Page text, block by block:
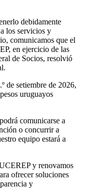
debidamente
los servicios y
comunicamos que el
en ejercicio de las
de Socios, resolvió
de setiembre de 2026,
uruguayos
comunicarse a
o concurrir a
equipo estará a
y renovamos
ofrecer soluciones
y